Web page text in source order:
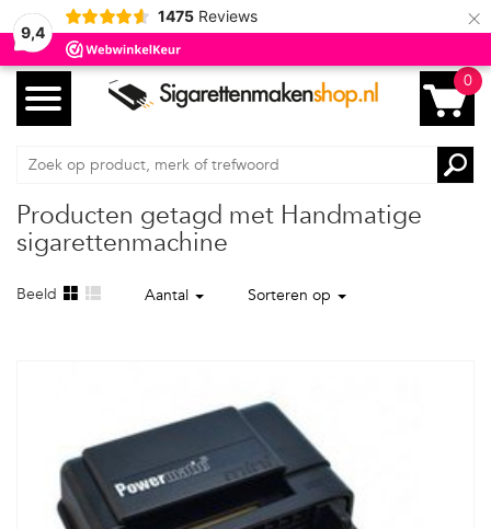
9,4
1475 Reviews ×
0
Producten getagd met Handmatige
sigarettenmachine
Beeld Aantal Sorteren op